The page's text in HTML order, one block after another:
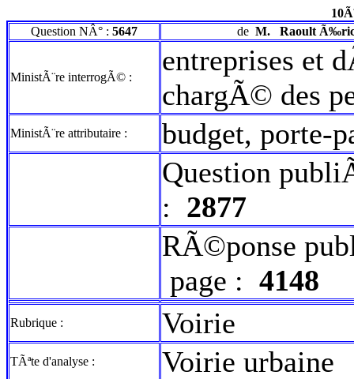
Question NÂ° : 5647 de M. Raoult
MinistÃ¨re interrogÃ© :
entreprises et
chargÃ© des
MinistÃ¨re attributaire :
budget, porte-
Question
: 2877
RÃ©ponse
page : 4148
Rubrique : Voirie
TÃªte d'analyse : Voirie urbaine